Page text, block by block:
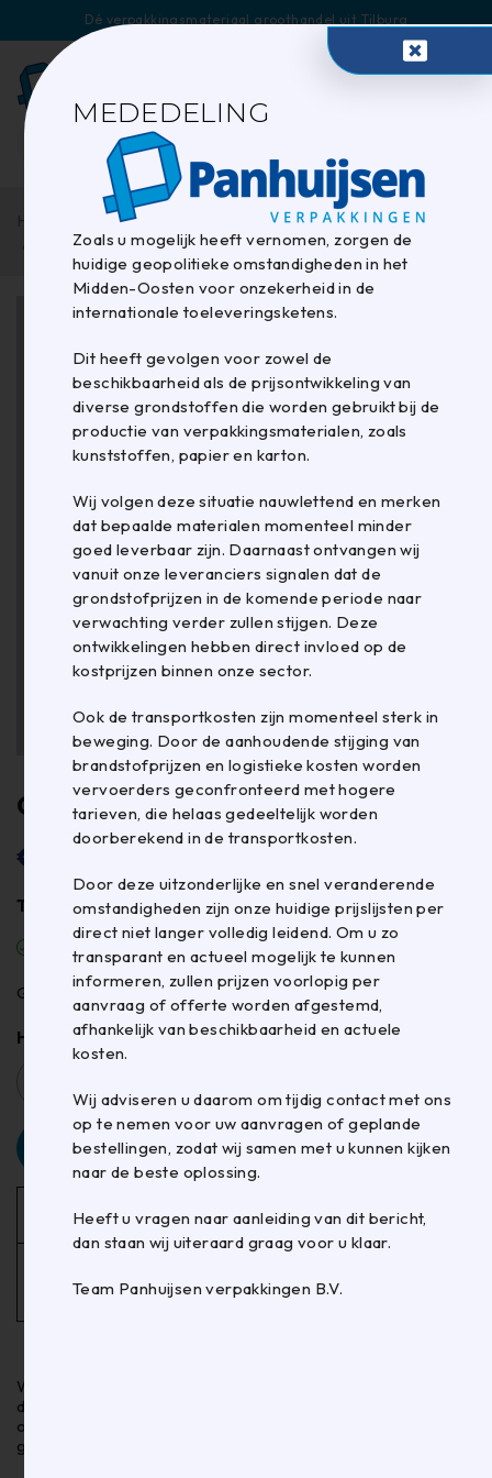
Dé verpakkingsmateriaal groothandel uit Tilburg
0
Kunststof- en papier zakken / Hersluitbare zakken
Gripzakje 160x280mm
Gripzakje 160x280mm
€ 0,057 per stuk
Totaal: € 57,00 voor 1.000 stuks
Op voorraad (2.000 stuks)
Gripzakje 160x280mm
Hoeveelheid
TOEVOEGEN AAN WINKELWAGEN
Aantal 1+ 5.000+ 10.000+
Prijs €0,0570
€0,0513
Wil je een andere hoeveelheid bestellen dan mogelijk is via
de shop of meer bestellen dan de huidige voorraad, laat het
ons dan weten en neem contact met ons op. We helpen je
graag verder.
MEDEDELING
Zoals u mogelijk heeft vernomen, zorgen de
huidige geopolitieke omstandigheden in het
Midden-Oosten voor onzekerheid in de
internationale toeleveringsketens.
Dit heeft gevolgen voor zowel de
beschikbaarheid als de prijsontwikkeling van
diverse grondstoffen die worden gebruikt bij de
productie van verpakkingsmaterialen, zoals
kunststoffen, papier en karton.
Wij volgen deze situatie nauwlettend en merken
dat bepaalde materialen momenteel minder
goed leverbaar zijn. Daarnaast ontvangen wij
vanuit onze leveranciers signalen dat de
grondstofprijzen in de komende periode naar
verwachting verder zullen stijgen. Deze
ontwikkelingen hebben direct invloed op de
kostprijzen binnen onze sector.
Ook de transportkosten zijn momenteel sterk in
beweging. Door de aanhoudende stijging van
brandstofprijzen en logistieke kosten worden
vervoerders geconfronteerd met hogere
tarieven, die helaas gedeeltelijk worden
doorberekend in de transportkosten.
Door deze uitzonderlijke en snel veranderende
omstandigheden zijn onze huidige prijslijsten per
direct niet langer volledig leidend. Om u zo
transparant en actueel mogelijk te kunnen
informeren, zullen prijzen voorlopig per
aanvraag of offerte worden afgestemd,
afhankelijk van beschikbaarheid en actuele
kosten.
Wij adviseren u daarom om tijdig contact met ons
op te nemen voor uw aanvragen of geplande
bestellingen, zodat wij samen met u kunnen kijken
naar de beste oplossing.
Heeft u vragen naar aanleiding van dit bericht,
dan staan wij uiteraard graag voor u klaar.
Team Panhuijsen verpakkingen B.V.